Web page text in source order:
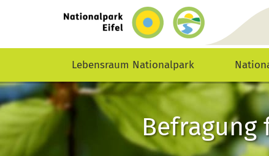
Startseite
Lebensraum Nationalpark